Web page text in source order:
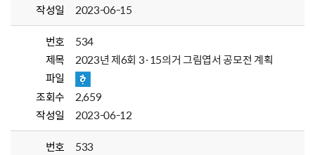
작성일
2023-06-15
번호
534
제목
2023년 제6회 3·15의거 그림엽서 공모전 계획
파일
조회수
2,659
작성일
2023-06-12
번호
533